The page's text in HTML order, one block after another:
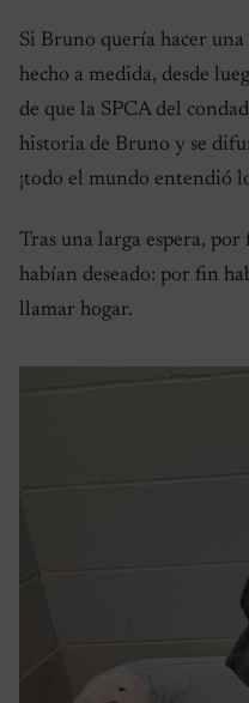
Si Bruno quería hacer
hecho a medida, desde
de que la SPCA del
historia de Bruno y se
¡todo el mundo entendió
Tras una larga espera,
habían deseado: por fin
llamar hogar.